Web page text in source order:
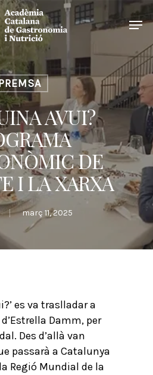
AVUI?
DE
I LA XARXA
març 11, 2025
es va traslladar a
Damm, per
Des d’allà van
passarà a Catalunya
Regió Mundial de la